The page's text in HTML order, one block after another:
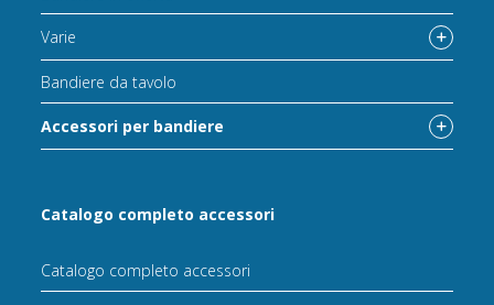
Varie
Bandiere da tavolo
Accessori per bandiere
Catalogo completo accessori
Catalogo completo accessori